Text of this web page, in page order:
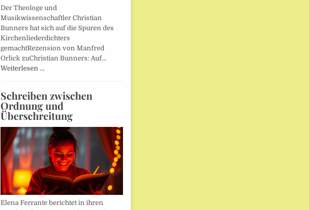
Der Theologe und
Musikwissenschaftler Christian
Bunners hat sich auf die Spuren des
Kirchenliederdichters
gemachtRezension von Manfred
Orlick zuChristian Bunners: Auf…
Weiterlesen …
Schreiben zwischen
Ordnung und
Überschreitung
Elena Ferrante berichtet in ihren